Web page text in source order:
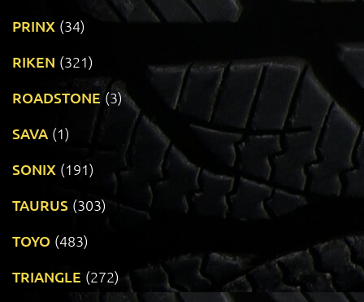
PRINX (34)
RIKEN (321)
ROADSTONE (3)
SAVA (1)
SONIX (191)
TAURUS (303)
TOYO (483)
TRIANGLE (272)